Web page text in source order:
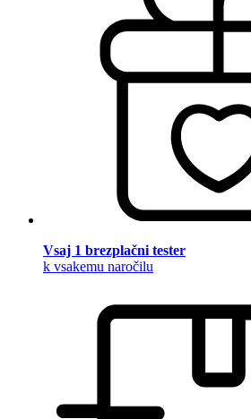
Vsaj 1 brezplačni tester
k vsakemu naročilu